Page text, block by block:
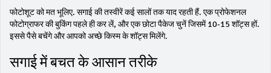
फोटोशूट को मत भूलिए. सगाई की तस्वीरें कई सालों तक याद रहती हैं. एक प्रोफेशनल
फोटोग्राफर की बुकिंग पहले ही कर लें, और एक छोटा पैकेज चुनें जिसमें 10‑15 शॉट्स हों.
इससे पैसे बचेंगे और आपको अच्छे किस्म के शॉट्स मिलेंगे.
सगाई में बचत के आसान तरीके